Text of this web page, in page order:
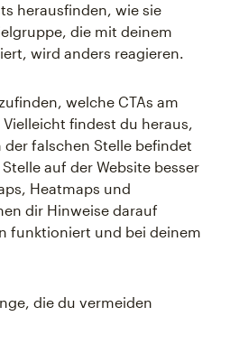
herausfinden, wie sie
die mit deinem
wird anders reagieren.
welche CTAs am
findest du heraus,
der falschen Stelle befindet
auf der Website besser
Heatmaps und
dir Hinweise darauf
funktioniert und bei deinem
die du vermeiden